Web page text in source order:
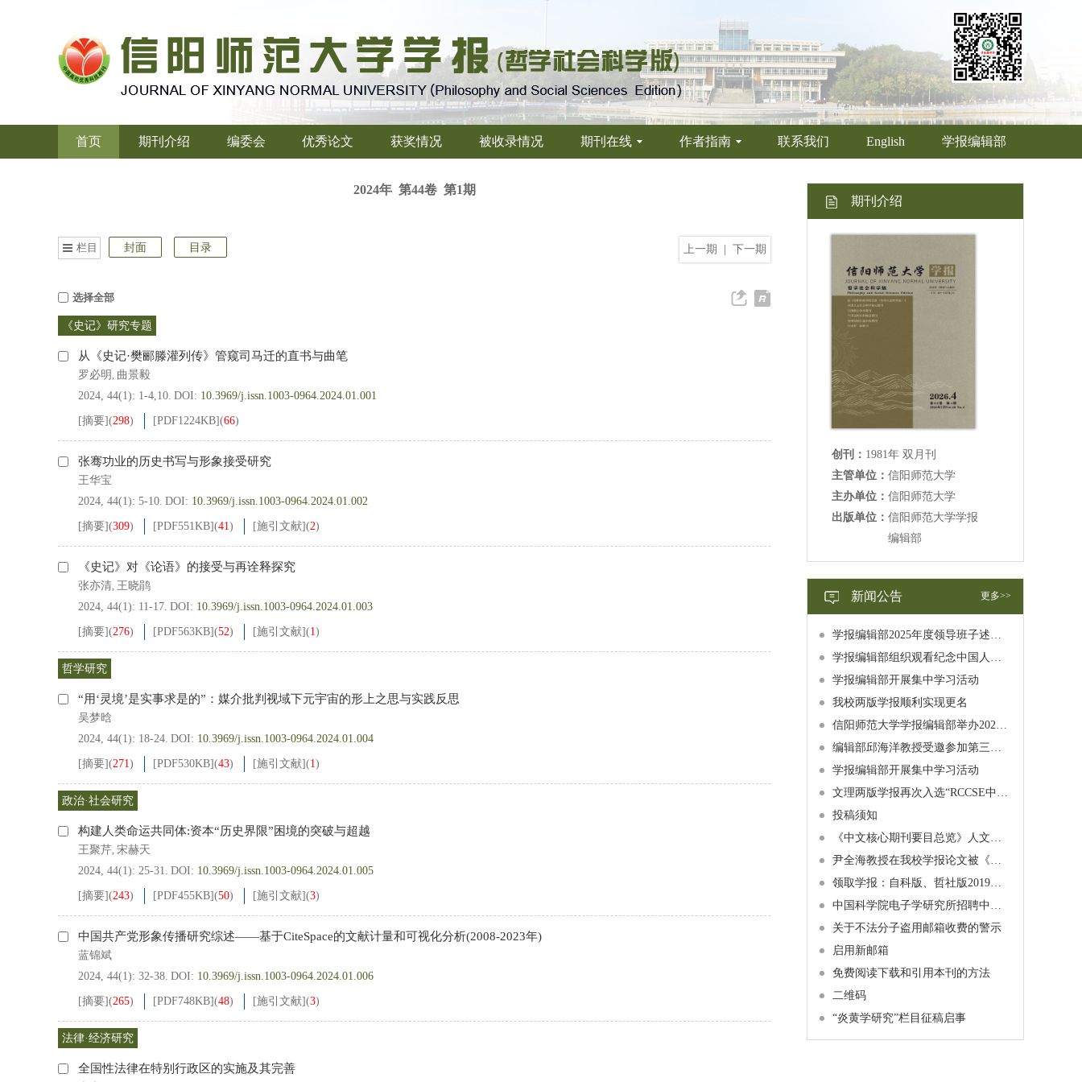
首页 期刊介绍 编委会 优秀论文 获奖情况 被收录情况 期刊在线 作者指南 联系我们 English 学报编辑部
2024年 第44卷 第1期
上一期 下一期
栏目 封面 目录
选择全部
《史记》研究专题
从《史记·樊郦滕灌列传》管窥司马迁的直书与曲笔
罗必明, 曲景毅
2024, 44(1): 1-4,10. DOI: 10.3969/j.issn.1003-0964.2024.01.001
[摘要](298) [PDF1224KB](66)
张骞功业的历史书写与形象接受研究
王华宝
2024, 44(1): 5-10. DOI: 10.3969/j.issn.1003-0964.2024.01.002
[摘要](309) [PDF551KB](41) [施引文献](2)
《史记》对《论语》的接受与再诠释探究
张亦清, 王晓鹃
2024, 44(1): 11-17. DOI: 10.3969/j.issn.1003-0964.2024.01.003
[摘要](276) [PDF563KB](52) [施引文献](1)
哲学研究
“用‘灵境’是实事求是的”：媒介批判视域下元宇宙的形上之思与实践反思
吴梦晗
2024, 44(1): 18-24. DOI: 10.3969/j.issn.1003-0964.2024.01.004
[摘要](271) [PDF530KB](43) [施引文献](1)
政治·社会研究
构建人类命运共同体:资本“历史界限”困境的突破与超越
王聚芹, 宋赫天
2024, 44(1): 25-31. DOI: 10.3969/j.issn.1003-0964.2024.01.005
[摘要](243) [PDF455KB](50) [施引文献](3)
中国共产党形象传播研究综述——基于CiteSpace的文献计量和可视化分析(2008-2023年)
蓝锦斌
2024, 44(1): 32-38. DOI: 10.3969/j.issn.1003-0964.2024.01.006
[摘要](265) [PDF748KB](48) [施引文献](3)
法律·经济研究
全国性法律在特别行政区的实施及其完善
期刊介绍
创刊： 1981年 双月刊
主管单位： 信阳师范大学
主办单位： 信阳师范大学
出版单位： 信阳师范大学学报
编辑部
新闻公告 更多>>
学报编辑部2025年度领导班子述职述廉述学报告公示
学报编辑部组织观看纪念中国人民抗日战争暨世界反法西斯战争胜利80周年大会直播
学报编辑部开展集中学习活动
我校两版学报顺利实现更名
信阳师范大学学报编辑部举办2024年博士学术沙龙活动通知
编辑部邱海洋教授受邀参加第三届中原经济学者论坛暨十家经济类期刊论文工作坊
学报编辑部开展集中学习活动
文理两版学报再次入选“RCCSE中国核心学术期刊”
投稿须知
《中文核心期刊要目总览》人文、社会科学学科引用指标统计来源期刊列表（2023 年版）
尹全海教授在我校学报论文被《新华文摘》全文转载
领取学报：自科版、哲社版2019年第1期纸质期刊已经发布
中国科学院电子学研究所招聘中文刊科学编辑
关于不法分子盗用邮箱收费的警示
启用新邮箱
免费阅读下载和引用本刊的方法
二维码
“炎黄学研究”栏目征稿启事